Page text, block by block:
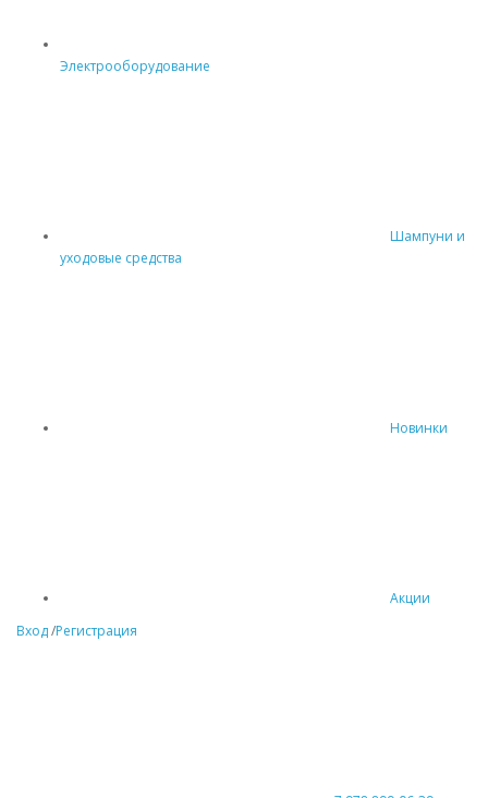
Электрооборудование
Шампуни и
уходовые средства
Новинки
Акции
Вход/Регистрация